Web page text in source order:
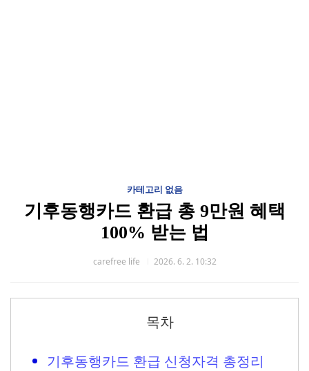
카테고리 없음
기후동행카드 환급 총 9만원 혜택
100% 받는 법
carefree life 2026. 6. 2. 10:32
목차
기후동행카드 환급 신청자격 총정리